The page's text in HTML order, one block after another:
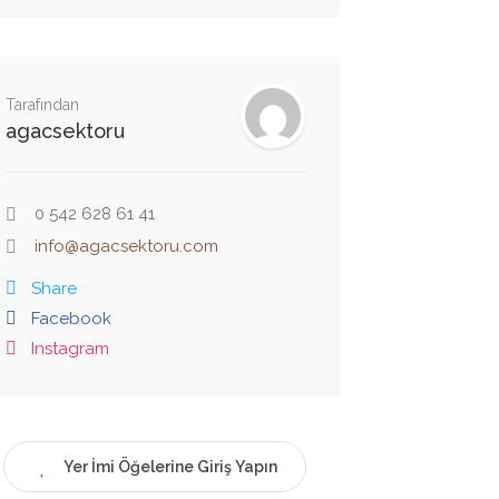
Tarafından
agacsektoru
0 542 628 61 41
info@agacsektoru.com
Share
Facebook
Instagram
Yer İmi Öğelerine Giriş Yapın